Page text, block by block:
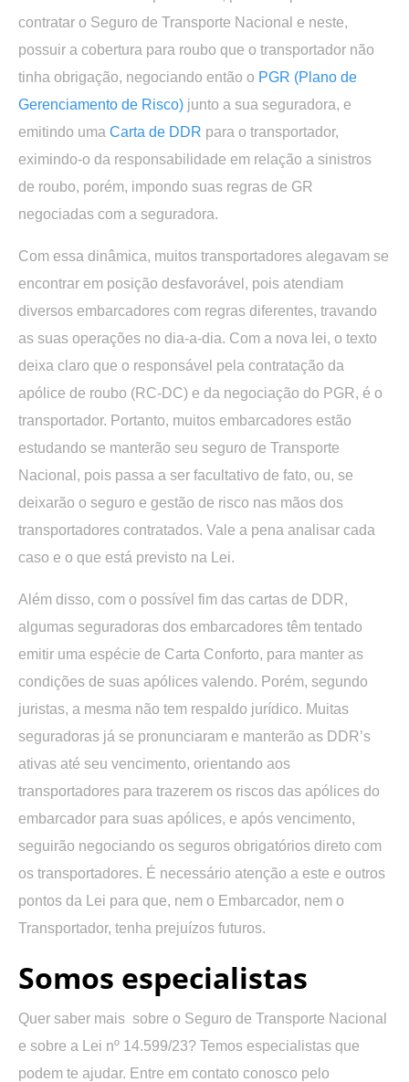
contratar o Seguro de Transporte Nacional e neste,
possuir a cobertura para roubo que o transportador não
tinha obrigação, negociando então o PGR (Plano de
Gerenciamento de Risco) junto a sua seguradora, e
emitindo uma Carta de DDR para o transportador,
eximindo-o da responsabilidade em relação a sinistros
de roubo, porém, impondo suas regras de GR
negociadas com a seguradora.
Com essa dinâmica, muitos transportadores alegavam se
encontrar em posição desfavorável, pois atendiam
diversos embarcadores com regras diferentes, travando
as suas operações no dia-a-dia. Com a nova lei, o texto
deixa claro que o responsável pela contratação da
apólice de roubo (RC-DC) e da negociação do PGR, é o
transportador. Portanto, muitos embarcadores estão
estudando se manterão seu seguro de Transporte
Nacional, pois passa a ser facultativo de fato, ou, se
deixarão o seguro e gestão de risco nas mãos dos
transportadores contratados. Vale a pena analisar cada
caso e o que está previsto na Lei.
Além disso, com o possível fim das cartas de DDR,
algumas seguradoras dos embarcadores têm tentado
emitir uma espécie de Carta Conforto, para manter as
condições de suas apólices valendo. Porém, segundo
juristas, a mesma não tem respaldo jurídico. Muitas
seguradoras já se pronunciaram e manterão as DDR’s
ativas até seu vencimento, orientando aos
transportadores para trazerem os riscos das apólices do
embarcador para suas apólices, e após vencimento,
seguirão negociando os seguros obrigatórios direto com
os transportadores. É necessário atenção a este e outros
pontos da Lei para que, nem o Embarcador, nem o
Transportador, tenha prejuízos futuros.
Somos especialistas
Quer saber mais sobre o Seguro de Transporte Nacional
e sobre a Lei nº 14.599/23? Temos especialistas que
podem te ajudar. Entre em contato conosco pelo